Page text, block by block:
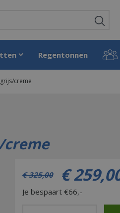
creme
Regentonnen
creme
€ 325,00 € 259,
Je bespaart €66,-